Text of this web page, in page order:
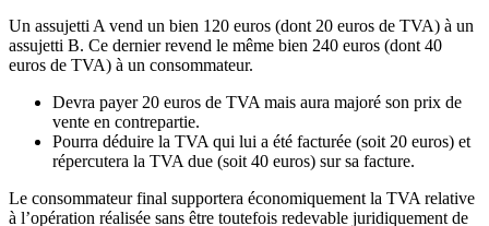
Un assujetti A vend un bien 120 euros (dont 20 euros de TVA) à un
assujetti B. Ce dernier revend le même bien 240 euros (dont 40
euros de TVA) à un consommateur.
Devra payer 20 euros de TVA mais aura majoré son prix de
vente en contrepartie.
Pourra déduire la TVA qui lui a été facturée (soit 20 euros) et
répercutera la TVA due (soit 40 euros) sur sa facture.
Le consommateur final supportera économiquement la TVA relative
à l’opération réalisée sans être toutefois redevable juridiquement de